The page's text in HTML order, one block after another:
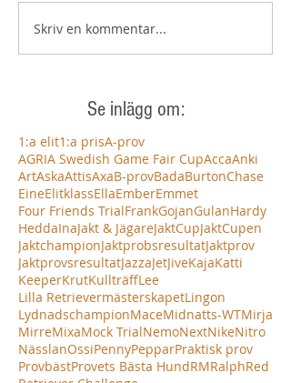
Skriv en kommentar...
Se inlägg om:
1:a elit1:a prisA-prov
AGRIA Swedish Game Fair CupAccaAnki
ArtAskaAttisAxaB-provBadaBurtonChase
EineElitklassEllaEmberEmmet
Four Friends TrialFrankGojanGulanHardy
HeddaInaJakt & JägareJaktCupJaktCupen
JaktchampionJaktprobsresultatJaktprov
JaktprovsresultatJazzaJetJiveKajaKatti
KeeperKrutKullträffLee
Lilla RetrievermästerskapetLingon
LydnadschampionMaceMidnatts-WTMirja
MirreMixaMock TrialNemoNextNikeNitro
NässlanOssiPennyPepparPraktisk prov
ProvbästProvets Bästa HundRMRalphRed